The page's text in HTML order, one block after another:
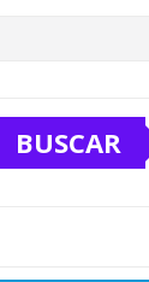
BUSCAR